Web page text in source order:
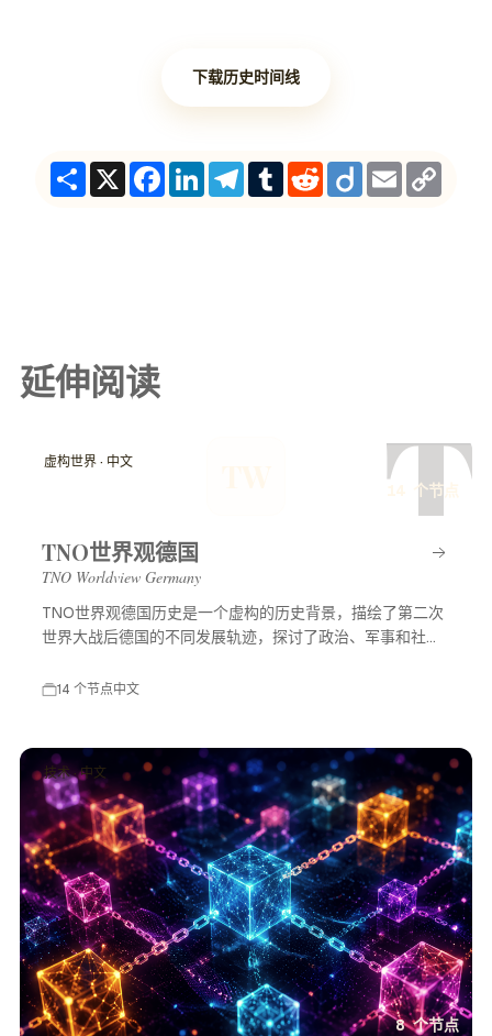
下载历史时间线
ShareX Facebook
LinkedInTelegram
TumblrRedditDiigoEmail
延伸阅读
T
虚构世界 · 中文
14 个节点
TNO世界观德国
TNO Worldview Germany
TNO世界观德国历史是一个虚构的历史背景，描绘了第二次
世界大战后德国的不同发展轨迹，探讨了政治、军事和社会
14 个节点中文
技术 · 中文
8 个节点